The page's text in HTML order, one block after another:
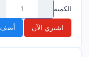
الكمية -
اشتري الآن أضف